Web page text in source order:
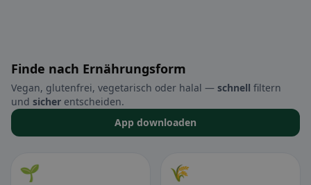
Finde nach Ernährungsform
Vegan, glutenfrei, vegetarisch oder halal — schnell filtern
und sicher entscheiden.
App downloaden
🌱 🌾